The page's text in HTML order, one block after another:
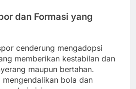
dan Formasi yang
cenderung mengadopsi
memberikan kestabilan dan
maupun bertahan.
mengendalikan bola dan